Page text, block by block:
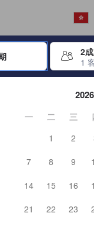
2
1
瀏覽入住和退房日期
一 二 三
1
2
7
8 9
14
15 16
21
22 23